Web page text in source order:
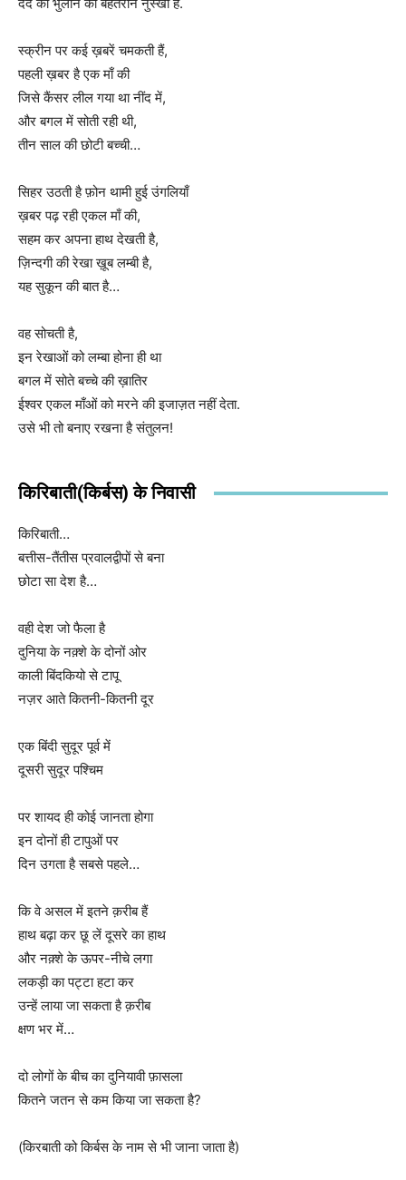
दर्द को भुलाने का बेहतरीन नुस्खा है.
स्क्रीन पर कई ख़बरें चमकती हैं,
पहली ख़बर है एक माँ की
जिसे कैंसर लील गया था नींद में,
और बगल में सोती रही थी,
तीन साल की छोटी बच्ची…
सिहर उठती है फ़ोन थामी हुई उंगलियाँ
ख़बर पढ़ रही एकल माँ की,
सहम कर अपना हाथ देखती है,
ज़िन्दगी की रेखा ख़ूब लम्बी है,
यह सुकून की बात है…
वह सोचती है,
इन रेखाओं को लम्बा होना ही था
बगल में सोते बच्चे की ख़ातिर
ईश्वर एकल माँओं को मरने की इजाज़त नहीं देता.
उसे भी तो बनाए रखना है संतुलन!
किरिबाती(किर्बस) के निवासी
किरिबाती…
बत्तीस-तैंतीस प्रवालद्वीपों से बना
छोटा सा देश है…
वही देश जो फैला है
दुनिया के नक़्शे के दोनों ओर
काली बिंदकियो से टापू
नज़र आते कितनी-कितनी दूर
एक बिंदी सुदूर पूर्व में
दूसरी सुदूर पश्चिम
पर शायद ही कोई जानता होगा
इन दोनों ही टापुओं पर
दिन उगता है सबसे पहले…
कि वे असल में इतने क़रीब हैं
हाथ बढ़ा कर छू लें दूसरे का हाथ
और नक़्शे के ऊपर-नीचे लगा
लकड़ी का पट्टा हटा कर
उन्हें लाया जा सकता है क़रीब
क्षण भर में…
दो लोगों के बीच का दुनियावी फ़ासला
कितने जतन से कम किया जा सकता है?
(किरबाती को किर्बस के नाम से भी जाना जाता है)